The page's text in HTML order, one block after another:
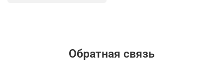
Обратная связь